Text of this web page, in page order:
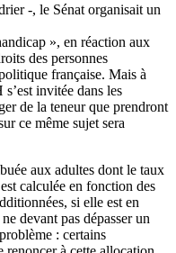
-, le Sénat organisait un
», en réaction aux
des personnes
française. Mais à
invitée dans les
de la teneur que prendront
ce même sujet sera
aux adultes dont le taux
calculée en fonction des
si elle est en
devant pas dépasser un
: certains